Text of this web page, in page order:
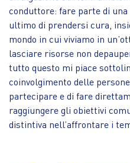
conduttore: fare parte di
ultimo di prendersi cura,
mondo in cui viviamo in
lasciare risorse non
tutto questo mi piace
coinvolgimento delle
partecipare e di fare
raggiungere gli obiettivi
distintiva nell’affrontare i